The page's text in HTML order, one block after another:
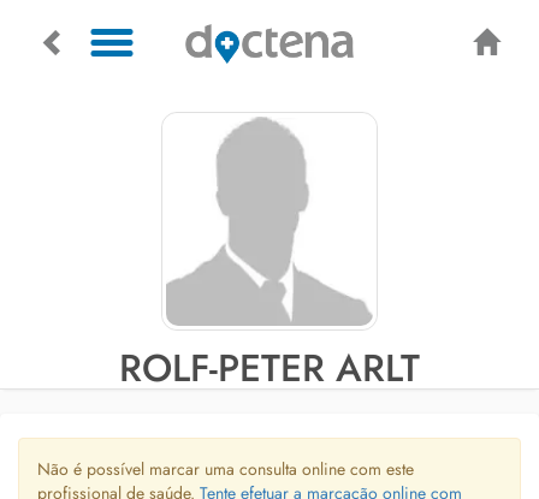
ROLF-PETER ARLT
Não é possível marcar uma consulta online com este
profissional de saúde. Tente efetuar a marcação online com